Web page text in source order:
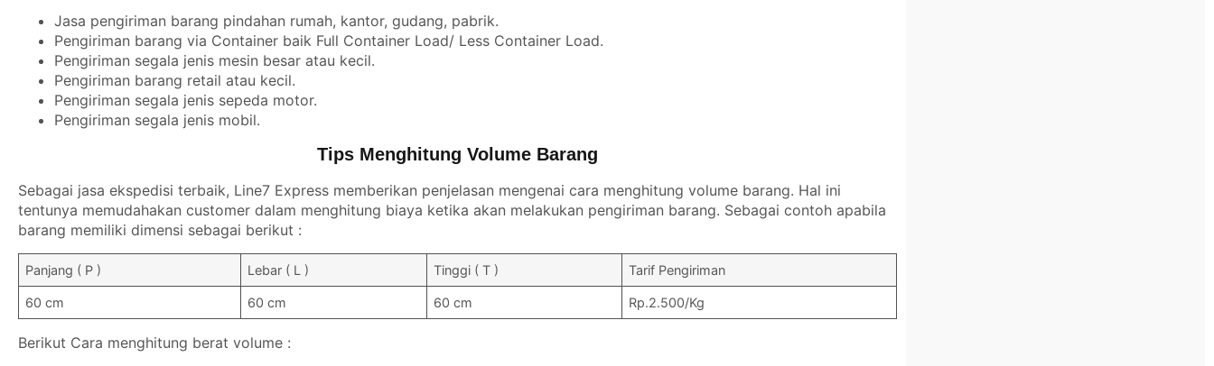
Jasa pengiriman barang pindahan rumah, kantor, gudang, pabrik.
Pengiriman barang via Container baik Full Container Load/ Less Container Load.
Pengiriman segala jenis mesin besar atau kecil.
Pengiriman barang retail atau kecil.
Pengiriman segala jenis sepeda motor.
Pengiriman segala jenis mobil.
Tips Menghitung Volume Barang
Sebagai jasa ekspedisi terbaik, Line7 Express memberikan penjelasan mengenai cara menghitung volume barang. Hal ini
tentunya memudahakan customer dalam menghitung biaya ketika akan melakukan pengiriman barang. Sebagai contoh apabila
barang memiliki dimensi sebagai berikut :
Panjang ( P ) Lebar ( L ) Tinggi ( T ) Tarif Pengiriman
60 cm 60 cm 60 cm Rp.2.500/Kg
Berikut Cara menghitung berat volume :